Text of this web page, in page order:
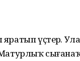
үҫтерә.